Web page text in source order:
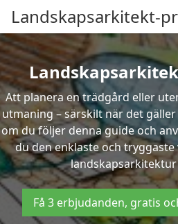
Landskapsarkitekt-
Att planera en trädgård eller
utmaning – särskilt när det
om du följer denna guide och
du den enklaste och
Få 3 erbjudanden, gratis